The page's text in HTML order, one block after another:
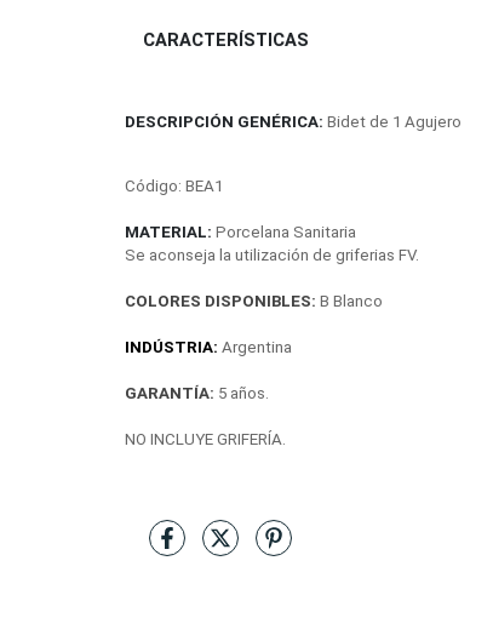
CARACTERÍSTICAS
DESCRIPCIÓN GENÉRICA: Bidet de 1 Agujero
Código: BEA1
MATERIAL: Porcelana Sanitaria
Se aconseja la utilización de griferias FV.
COLORES DISPONIBLES: B Blanco
INDÚSTRIA: Argentina
GARANTÍA: 5 años.
NO INCLUYE GRIFERÍA.